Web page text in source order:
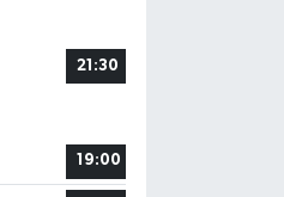
21:30
19:00